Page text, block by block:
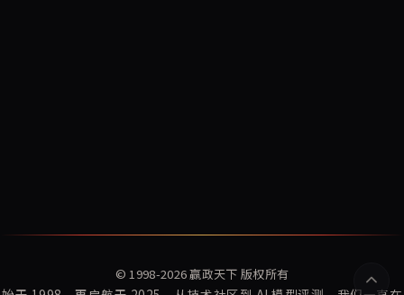
© 1998-2026赢政天下 版权所有